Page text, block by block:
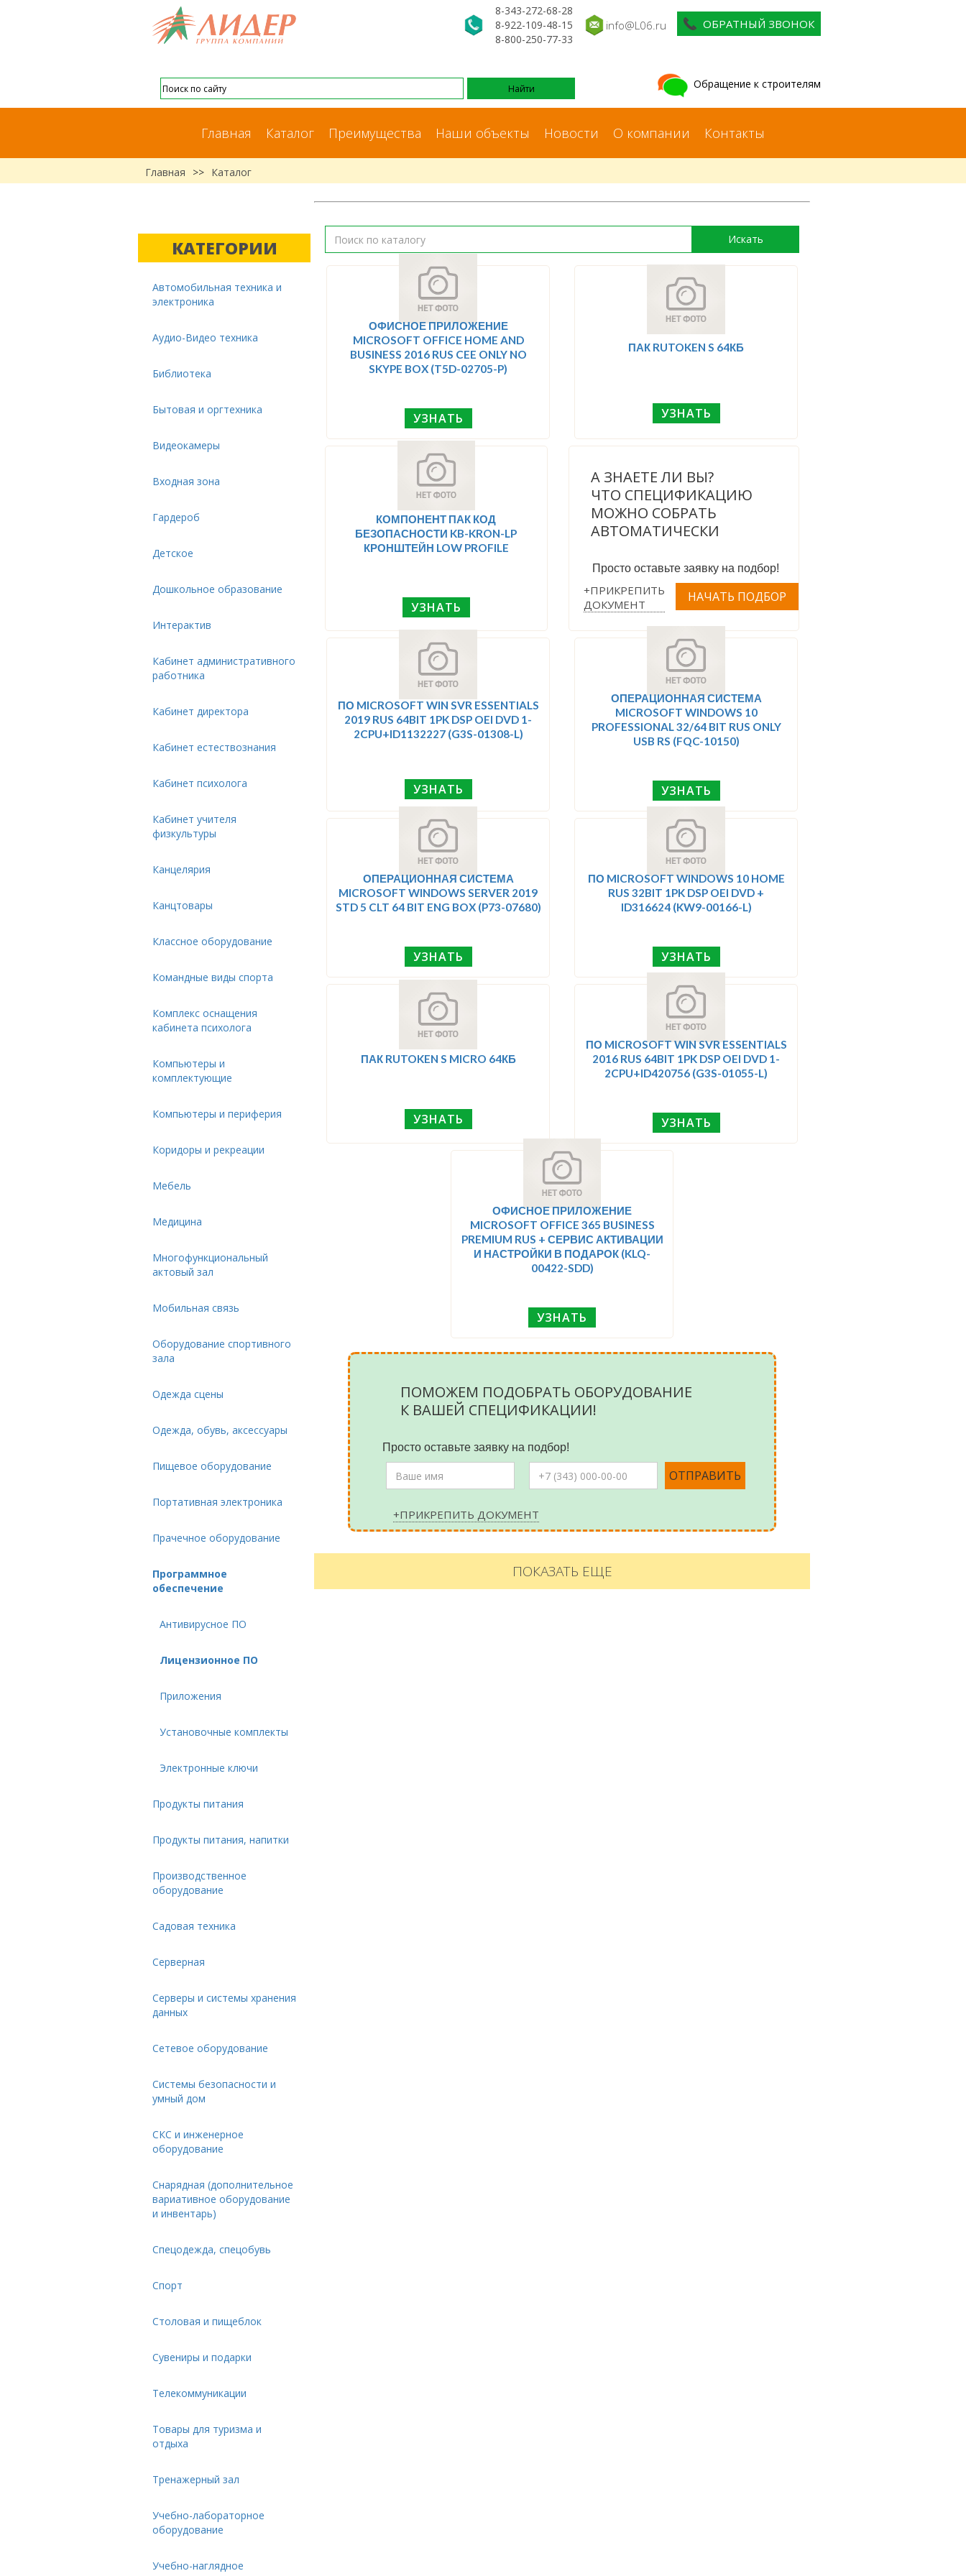
8-343-272-68-28
8-922-109-48-15
8-800-250-77-33
info@L06.ru ОБРАТНЫЙ ЗВОНОК
Обращение к строителям
Главная Каталог Преимущества Наши объекты Новости О компании Контакты
Главная >> Каталог
КАТЕГОРИИ
Автомобильная техника и
электроника
Аудио-Видео техника
Библиотека
Бытовая и оргтехника
Видеокамеры
Входная зона
Гардероб
Детское
Дошкольное образование
Интерактив
Кабинет административного
работника
Кабинет директора
Кабинет естествознания
Кабинет психолога
Кабинет учителя
физкультуры
Канцелярия
Канцтовары
Классное оборудование
Командные виды спорта
Комплекс оснащения
кабинета психолога
Компьютеры и
комплектующие
Компьютеры и периферия
Коридоры и рекреации
Мебель
Медицина
Многофункциональный
актовый зал
Мобильная связь
Оборудование спортивного
зала
Одежда сцены
Одежда, обувь, аксессуары
Пищевое оборудование
Портативная электроника
Прачечное оборудование
Программное
обеспечение
Антивирусное ПО
Лицензионное ПО
Приложения
Установочные комплекты
Электронные ключи
Продукты питания
Продукты питания, напитки
Производственное
оборудование
Садовая техника
Серверная
Серверы и системы хранения
данных
Сетевое оборудование
Системы безопасности и
умный дом
СКС и инженерное
оборудование
Снарядная (дополнительное
вариативное оборудование
и инвентарь)
Спецодежда, спецобувь
Спорт
Столовая и пищеблок
Сувениры и подарки
Телекоммуникации
Товары для туризма и
отдыха
Тренажерный зал
Учебно-лабораторное
оборудование
Учебно-наглядное
ОФИСНОЕ ПРИЛОЖЕНИЕ
MICROSOFT OFFICE HOME AND
BUSINESS 2016 RUS CEE ONLY NO
SKYPE BOX (T5D-02705-P)
УЗНАТЬ
ПАК RUTOKEN S 64КБ
УЗНАТЬ
КОМПОНЕНТ ПАК КОД
БЕЗОПАСНОСТИ KB-KRON-LP
КРОНШТЕЙН LOW PROFILE
УЗНАТЬ
А ЗНАЕТЕ ЛИ ВЫ?
ЧТО СПЕЦИФИКАЦИЮ
МОЖНО СОБРАТЬ
АВТОМАТИЧЕСКИ
Просто оставьте заявку на подбор!
+ПРИКРЕПИТЬ
ДОКУМЕНТ
ПО MICROSOFT WIN SVR ESSENTIALS
2019 RUS 64BIT 1PK DSP OEI DVD 1-
2CPU+ID1132227 (G3S-01308-L)
УЗНАТЬ
ОПЕРАЦИОННАЯ СИСТЕМА
MICROSOFT WINDOWS 10
PROFESSIONAL 32/64 BIT RUS ONLY
USB RS (FQC-10150)
УЗНАТЬ
ОПЕРАЦИОННАЯ СИСТЕМА
MICROSOFT WINDOWS SERVER 2019
STD 5 CLT 64 BIT ENG BOX (P73-07680)
УЗНАТЬ
ПО MICROSOFT WINDOWS 10 HOME
RUS 32BIT 1PK DSP OEI DVD +
ID316624 (KW9-00166-L)
УЗНАТЬ
ПАК RUTOKEN S MICRO 64КБ
УЗНАТЬ
ПО MICROSOFT WIN SVR ESSENTIALS
2016 RUS 64BIT 1PK DSP OEI DVD 1-
2CPU+ID420756 (G3S-01055-L)
УЗНАТЬ
ОФИСНОЕ ПРИЛОЖЕНИЕ
MICROSOFT OFFICE 365 BUSINESS
PREMIUM RUS + СЕРВИС АКТИВАЦИИ
И НАСТРОЙКИ В ПОДАРОК (KLQ-
00422-SDD)
УЗНАТЬ
ПОМОЖЕМ ПОДОБРАТЬ ОБОРУДОВАНИЕ
К ВАШЕЙ СПЕЦИФИКАЦИИ!
Просто оставьте заявку на подбор!
+ПРИКРЕПИТЬ ДОКУМЕНТ
ПОКАЗАТЬ ЕЩЕ